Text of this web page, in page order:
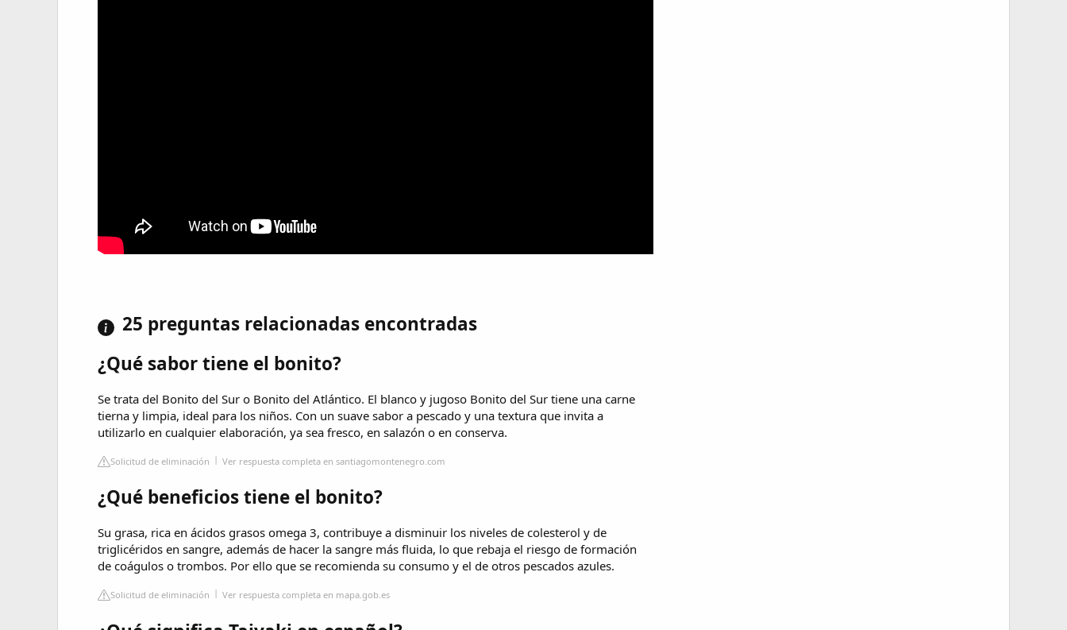
25 preguntas relacionadas encontradas
¿Qué sabor tiene el bonito?
Se trata del Bonito del Sur o Bonito del Atlántico. El blanco y jugoso Bonito del Sur tiene una carne
tierna y limpia, ideal para los niños. Con un suave sabor a pescado y una textura que invita a
utilizarlo en cualquier elaboración, ya sea fresco, en salazón o en conserva.
Solicitud de eliminación Ver respuesta completa en santiagomontenegro.com
¿Qué beneficios tiene el bonito?
Su grasa, rica en ácidos grasos omega 3, contribuye a disminuir los niveles de colesterol y de
triglicéridos en sangre, además de hacer la sangre más fluida, lo que rebaja el riesgo de formación
de coágulos o trombos. Por ello que se recomienda su consumo y el de otros pescados azules.
Solicitud de eliminación Ver respuesta completa en mapa.gob.es